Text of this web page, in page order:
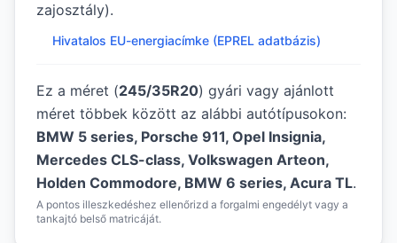
zajosztály).
Hivatalos EU-energiacímke (EPREL adatbázis)
Ez a méret (245/35R20) gyári vagy ajánlott
méret többek között az alábbi autótípusokon:
BMW 5 series, Porsche 911, Opel Insignia,
Mercedes CLS-class, Volkswagen Arteon,
Holden Commodore, BMW 6 series, Acura TL.
A pontos illeszkedéshez ellenőrizd a forgalmi engedélyt vagy a
tankajtó belső matricáját.